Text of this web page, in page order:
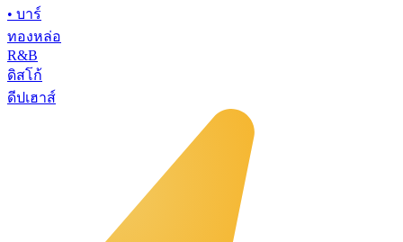
• บาร์
ทองหล่อ
R&B
ดิสโก้
ดีปเฮาส์